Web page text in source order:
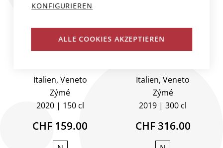
Italien, Veneto
Zýmé
2020
150 cl
CHF 159.00
Italien, Veneto
Zýmé
2019
300 cl
CHF 316.00
KONFIGURIEREN
ALLE COOKIES AKZEPTIEREN